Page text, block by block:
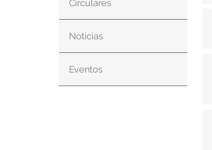
Circulares
Noticias
Eventos